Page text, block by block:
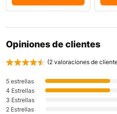
Opiniones de clientes
(2 valoraciones de
5 estrellas
4 Estrellas
3 Estrellas
2 Estrellas